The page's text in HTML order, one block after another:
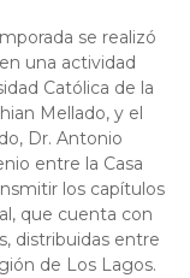
se realizó
una actividad
Católica de la
Mellado, y el
Dr. Antonio
entre la Casa
los capítulos
que cuenta con
distribuidas entre
de Los Lagos.